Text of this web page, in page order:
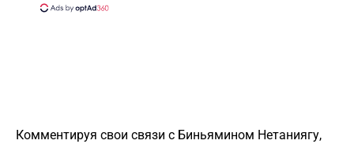
Комментируя свои связи с Биньямином Нетаниягу,